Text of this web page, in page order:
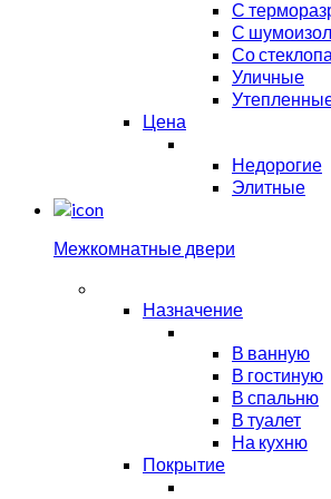
С
С
Со
Уличные
Цена
Недорогие
Элитные
Межкомнатные двери
Назначение
В ванную
В гостиную
В спальню
В туалет
На кухню
Покрытие